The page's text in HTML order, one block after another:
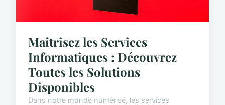
Maîtrisez les Services
Informatiques : Découvrez
Toutes les Solutions
Disponibles
Dans notre monde numérisé, les services